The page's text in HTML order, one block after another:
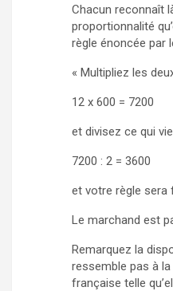
Chacun reconnaît
proportionnalité
règle énoncée par
« Multipliez les
12 x 600 = 7200
et divisez ce qui
7200 : 2 = 3600
et votre règle sera
Le marchand est
Remarquez la
ressemble pas à la
française telle